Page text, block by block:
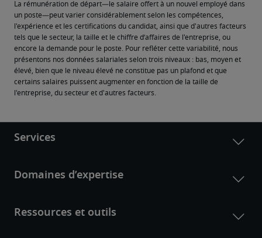
La rémunération de départ—le salaire offert à un nouvel employé dans
un poste—peut varier considérablement selon les compétences,
l'expérience et les certifications du candidat, ainsi que d'autres facteurs
tels que le secteur, la taille et le chiffre d’affaires de l'entreprise, ou
encore la demande pour le poste. Pour refléter cette variabilité, nous
présentons nos données salariales selon trois niveaux : bas, moyen et
élevé, bien que le niveau élevé ne constitue pas un plafond et que
certains salaires puissent augmenter en fonction de la taille de
l'entreprise, du secteur et d'autres facteurs.